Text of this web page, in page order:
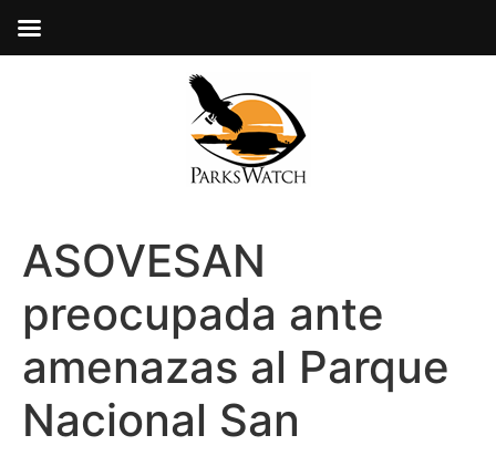
ASOVESAN
preocupada ante
amenazas al Parque
Nacional San